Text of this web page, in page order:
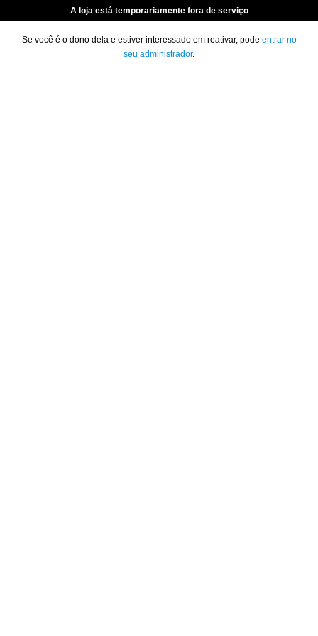
A loja está temporariamente fora de serviço
Se você é o dono dela e estiver interessado em reativar, pode entrar no
seu administrador.